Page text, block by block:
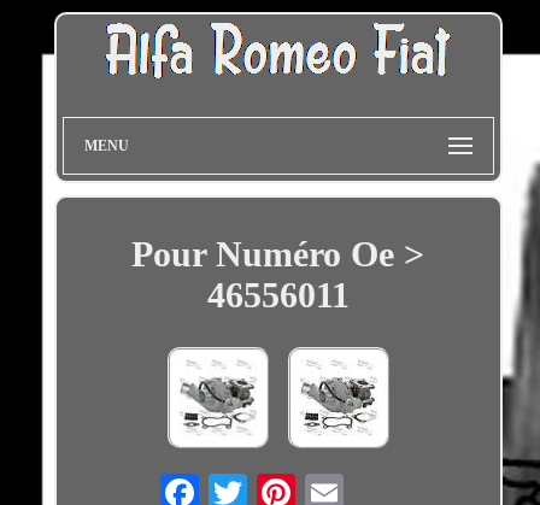
MENU
Pour Numéro Oe >
46556011
Email